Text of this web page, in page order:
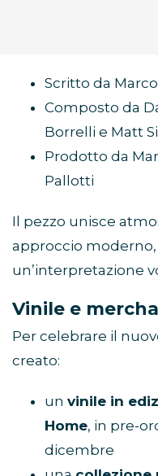
Scritto da
Composto da
Borrelli e Matt
Prodotto da
Pallotti
Il pezzo unisce
approccio
un’interpretazione
Vinile e
Per celebrare il
creato:
un vinile in
Home, in pre-
dicembre